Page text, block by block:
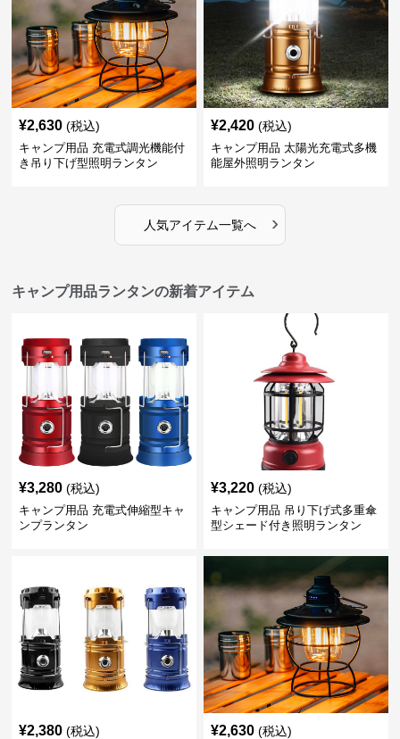
¥2,630 (税込)
キャンプ用品 充電式調光機能付
き吊り下げ型照明ランタン
¥2,420 (税込)
キャンプ用品 太陽光充電式多機
能屋外照明ランタン
人気アイテム一覧へ ›
キャンプ用品ランタンの新着アイテム
¥3,280 (税込)
キャンプ用品 充電式伸縮型キャ
ンプランタン
¥3,220 (税込)
キャンプ用品 吊り下げ式多重傘
型シェード付き照明ランタン
¥2,380 (税込) ¥2,630 (税込)